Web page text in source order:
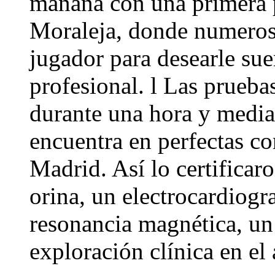
Moraleja, donde
jugador para desearle
profesional. l Las
durante una hora y
encuentra en perfectas
Madrid. Así lo
orina, un
resonancia magnética,
exploración clínica en